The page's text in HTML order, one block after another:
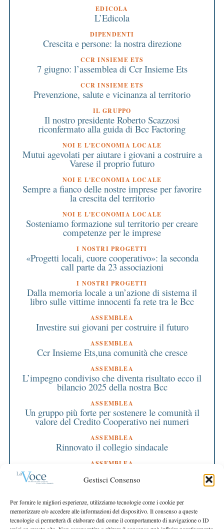
Gestisci Consenso
Per fornire le migliori esperienze, utilizziamo tecnologie come i cookie per
memorizzare e/o accedere alle informazioni del dispositivo. Il consenso a queste
tecnologie ci permetterà di elaborare dati come il comportamento di navigazione o ID
EDICOLA
L’Edicola
DIPENDENTI
Crescita e persone: la nostra direzione
CCR INSIEME ETS
7 giugno: l’assemblea di Ccr Insieme Ets
CCR INSIEME ETS
Prevenzione, salute e vicinanza al territorio
IL GRUPPO
Il nostro presidente Roberto Scazzosi
riconfermato alla guida di Bcc Factoring
NOI E L'ECONOMIA LOCALE
Mutui agevolati per aiutare i giovani a costruire a
Varese il proprio futuro
NOI E L'ECONOMIA LOCALE
Sempre a fianco delle nostre imprese per favorire
la crescita del territorio
NOI E L'ECONOMIA LOCALE
Sosteniamo formazione sul territorio per creare
competenze per le imprese
I NOSTRI PROGETTI
«Progetti locali, cuore cooperativo»: la seconda
call parte da 23 associazioni
I NOSTRI PROGETTI
Dalla memoria locale a un’azione di sistema il
libro sulle vittime innocenti fa rete tra le Bcc
ASSEMBLEA
Investire sui giovani per costruire il futuro
ASSEMBLEA
Ccr Insieme Ets,una comunità che cresce
ASSEMBLEA
L’impegno condiviso che diventa risultato ecco il
bilancio 2025 della nostra Bcc
ASSEMBLEA
Un gruppo più forte per sostenere le comunità il
valore del Credito Cooperativo nei numeri
ASSEMBLEA
Rinnovato il collegio sindacale
ASSEMBLEA
Bilancio approvato all’unanimità e 2 milioni
destinati al territorio
EDITORIALE DIRETTORE
Crescere restando riconoscibili
EDITORIALE PRESIDENTE